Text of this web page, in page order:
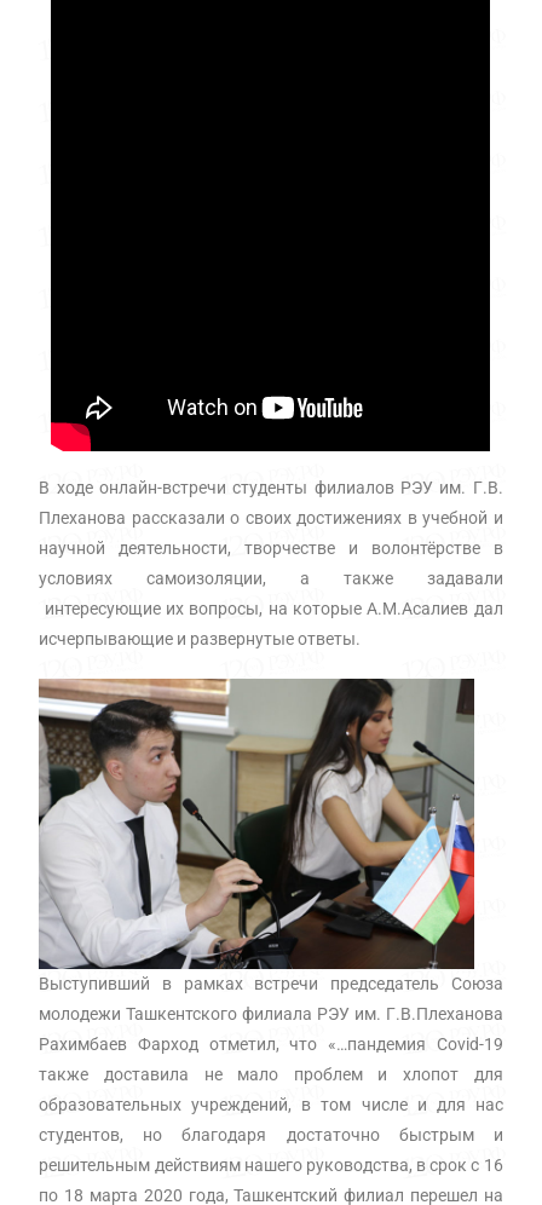
В ходе онлайн-встречи студенты филиалов РЭУ им. Г.В.
Плеханова рассказали о своих достижениях в учебной и
научной деятельности, творчестве и волонтёрстве в
условиях самоизоляции, а также задавали
интересующие их вопросы, на которые А.М.Асалиев дал
исчерпывающие и развернутые ответы.
Выступивший в рамках встречи председатель Союза
молодежи Ташкентского филиала РЭУ им. Г.В.Плеханова
Рахимбаев Фарход отметил, что «…пандемия Covid-19
также доставила не мало проблем и хлопот для
образовательных учреждений, в том числе и для нас
студентов, но благодаря достаточно быстрым и
решительным действиям нашего руководства, в срок с 16
по 18 марта 2020 года, Ташкентский филиал перешел на